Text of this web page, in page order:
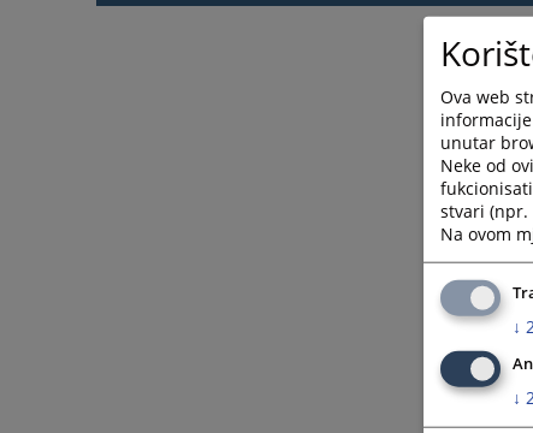
Ova web
unutar
Neke od
stvari (npr.
Na ovom
↓ 2
↓ 2